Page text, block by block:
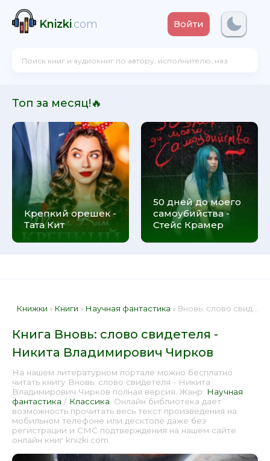
Knizki.com Войти
Топ за месяц!🔥
Крепкий орешек -
Тата Кит
50 дней до моего
самоубийства -
Стейс Крамер
Книжки » Книги » Научная фантастика » Вновь: слово свидетеля - Никита Владимирович Чирков 📕 - Книга онлайн бесплатно
Книга Вновь: слово свидетеля -
Никита Владимирович Чирков
На нашем литературном портале можно бесплатно
читать книгу Вновь: слово свидетеля - Никита
Владимирович Чирков полная версия. Жанр: Научная
фантастика / Классика . Онлайн библиотека дает
возможность прочитать весь текст произведения на
мобильном телефоне или десктопе даже без
регистрации и СМС подтверждения на нашем сайте
онлайн книг knizki.com.